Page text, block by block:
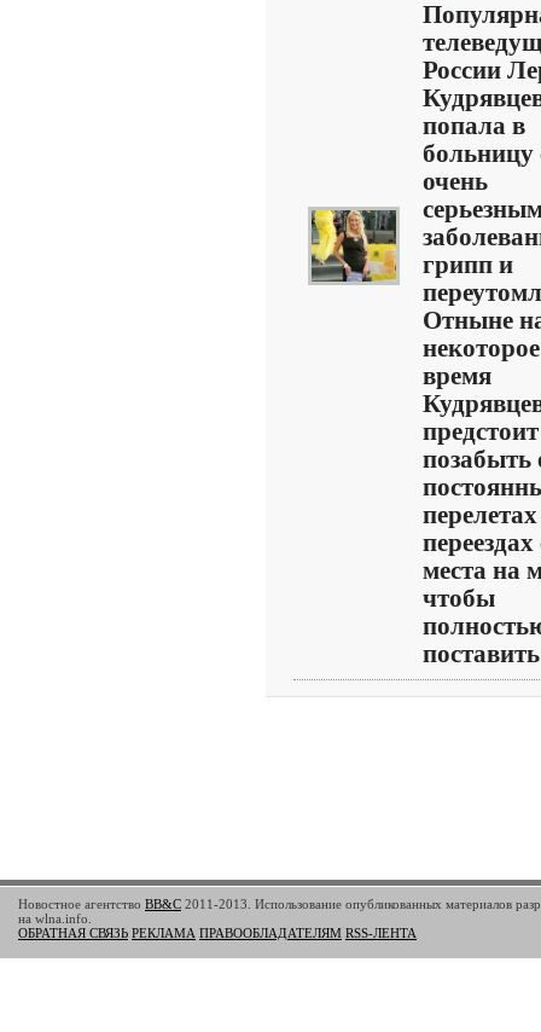
России
попала в
больницу
очень
грипп и
Отныне
некоторое
время
предстоит
позабыть
переездах
места на
чтобы
Новостное агентство BB&C 2011-2013. Использование опубликованных материалов
на wlna.info.
ОБРАТНАЯ СВЯЗЬ РЕКЛАМА ПРАВООБЛАДАТЕЛЯМ RSS-ЛЕНТА